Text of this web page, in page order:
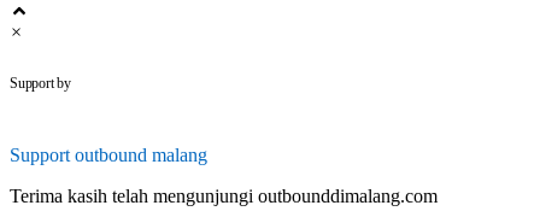
×
Support by
Support outbound malang
Terima kasih telah mengunjungi outbounddimalang.com